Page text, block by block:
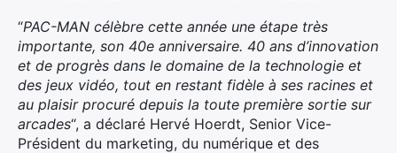
“PAC-MAN célèbre cette année une étape très
importante, son 40e anniversaire. 40 ans d’innovation
et de progrès dans le domaine de la technologie et
des jeux vidéo, tout en restant fidèle à ses racines et
au plaisir procuré depuis la toute première sortie sur
arcades“, a déclaré Hervé Hoerdt, Senior Vice-
Président du marketing, du numérique et des